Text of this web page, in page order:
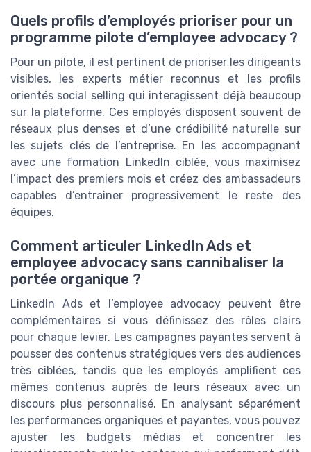
Quels profils d’employés prioriser pour un
programme pilote d’employee advocacy ?
Pour un pilote, il est pertinent de prioriser les dirigeants
visibles, les experts métier reconnus et les profils
orientés social selling qui interagissent déjà beaucoup
sur la plateforme. Ces employés disposent souvent de
réseaux plus denses et d’une crédibilité naturelle sur
les sujets clés de l’entreprise. En les accompagnant
avec une formation LinkedIn ciblée, vous maximisez
l’impact des premiers mois et créez des ambassadeurs
capables d’entrainer progressivement le reste des
équipes.
Comment articuler LinkedIn Ads et
employee advocacy sans cannibaliser la
portée organique ?
LinkedIn Ads et l’employee advocacy peuvent être
complémentaires si vous définissez des rôles clairs
pour chaque levier. Les campagnes payantes servent à
pousser des contenus stratégiques vers des audiences
très ciblées, tandis que les employés amplifient ces
mêmes contenus auprès de leurs réseaux avec un
discours plus personnalisé. En analysant séparément
les performances organiques et payantes, vous pouvez
ajuster les budgets médias et concentrer les